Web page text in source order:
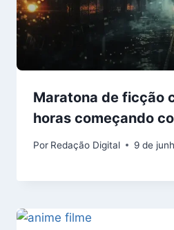
Maratona de ficção
horas começando
Por Redação Digital 9 de